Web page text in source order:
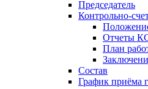
Председатель
Контрольно-
Отчеты
План
Состав
График приёма